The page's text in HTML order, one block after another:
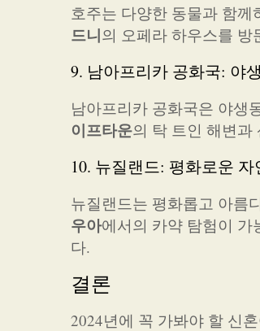
호주는 다양한 동물과 함
드니의 오페라 하우스를 방
9. 남아프리카 공화국: 야
남아프리카 공화국은 야생
이프타운의 탁 트인 해변과
10. 뉴질랜드: 평화로운
뉴질랜드는 평화롭고 아름
우아에서의 카약 탐험이 가
다.
결론
2024년에 꼭 가봐야 할 신